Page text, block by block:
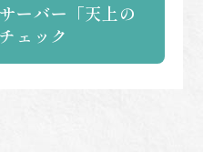
ーバー「天上の
ェック